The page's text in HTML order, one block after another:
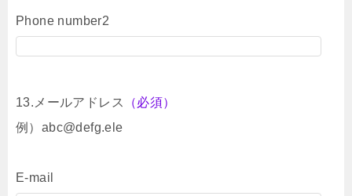
Phone number2
13.メールアドレス
（必須）
例）abc@defg.ele
E-mail